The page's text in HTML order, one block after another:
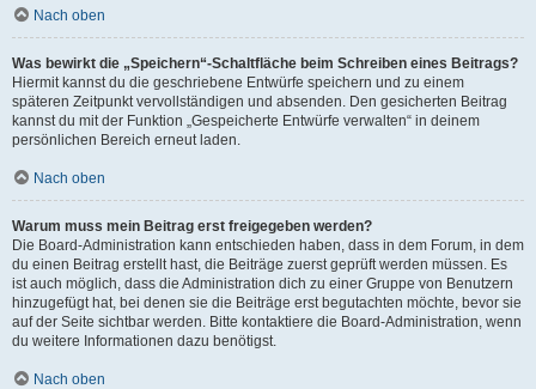
Nach oben
Was bewirkt die „Speichern“-Schaltfläche beim Schreiben eines Beitrags?
Hiermit kannst du die geschriebene Entwürfe speichern und zu einem
späteren Zeitpunkt vervollständigen und absenden. Den gesicherten Beitrag
kannst du mit der Funktion „Gespeicherte Entwürfe verwalten“ in deinem
persönlichen Bereich erneut laden.
Nach oben
Warum muss mein Beitrag erst freigegeben werden?
Die Board-Administration kann entschieden haben, dass in dem Forum, in dem
du einen Beitrag erstellt hast, die Beiträge zuerst geprüft werden müssen. Es
ist auch möglich, dass die Administration dich zu einer Gruppe von Benutzern
hinzugefügt hat, bei denen sie die Beiträge erst begutachten möchte, bevor sie
auf der Seite sichtbar werden. Bitte kontaktiere die Board-Administration, wenn
du weitere Informationen dazu benötigst.
Nach oben